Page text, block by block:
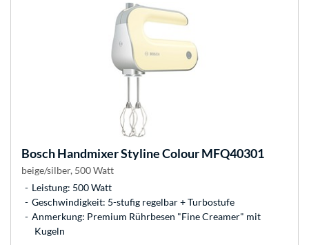
BoschHandmixer Styline Colour MFQ40301
beige/silber, 500 Watt
Leistung: 500 Watt
Geschwindigkeit: 5-stufig regelbar + Turbostufe
Anmerkung: Premium Rührbesen "Fine Creamer" mit
Kugeln